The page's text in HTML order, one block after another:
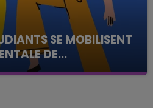
SE MOBILISENT
DE...